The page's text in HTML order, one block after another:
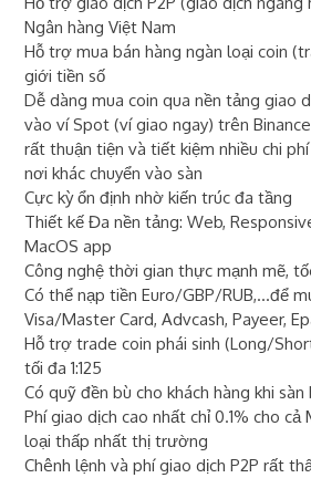
Ngân hàng Việt Nam
Hỗ trợ mua bán hàng ngàn loại coin
giới tiền số
Dễ dàng mua coin qua nền tảng giao
vào ví Spot (ví giao ngay) trên
rất thuận tiện và tiết kiệm nhiều chi
nơi khác chuyển vào sàn
Cực kỳ ổn định nhờ kiến trúc đa tầng
Thiết kế Đa nền tảng: Web,
MacOS app
Công nghệ thời gian thực mạnh mẽ,
Có thể nạp tiền Euro/GBP/RUB,...để
Visa/Master Card, Advcash, Payeer,
Hỗ trợ trade coin phái sinh (Long/
tối đa 1:125
Có quỹ đền bù cho khách hàng khi sàn
Phí giao dịch cao nhất chỉ 0.1% cho cả
loại thấp nhất thị trường
Chênh lệnh và phí giao dịch P2P rất